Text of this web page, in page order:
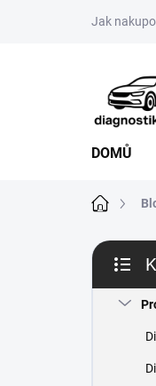
Jak
DOMŮ
Domů
P
s